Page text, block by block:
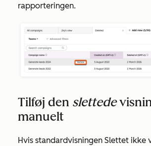
rapporteringen.
Tilføj den slettede
manuelt
Hvis standardvisningen Slettet ikke